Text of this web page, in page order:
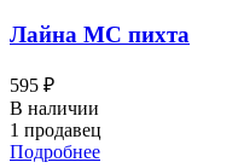
Лайна МС пихта
595 ₽
В наличии
1 продавец
Подробнее